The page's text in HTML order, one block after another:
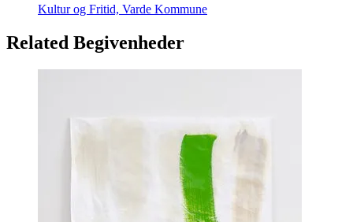
Kultur og Fritid, Varde Kommune
Related Begivenheder